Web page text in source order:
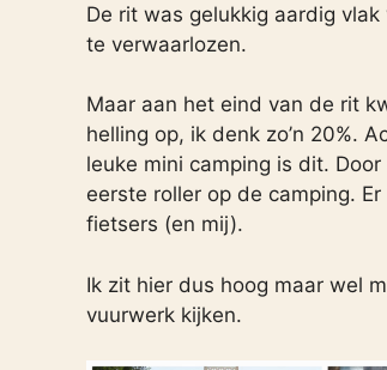
De rit was gelukkig aardig
te verwaarlozen.
Maar aan het eind van de rit
helling op, ik denk zo’n 20%.
leuke mini camping is dit.
eerste roller op de camping.
fietsers (en mij).
Ik zit hier dus hoog maar wel
vuurwerk kijken.